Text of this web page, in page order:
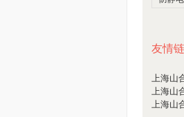
友情
上海山
上海山
上海山